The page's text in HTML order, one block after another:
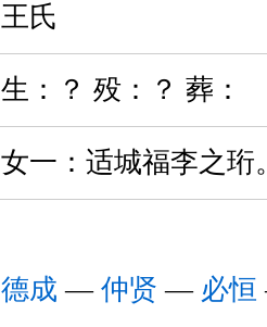
王氏
生：？ 殁：？ 葬：
女一：适城福李之珩
德成 — 仲贤 — 必恒